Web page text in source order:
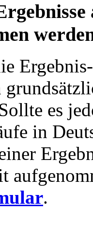
es
in
.